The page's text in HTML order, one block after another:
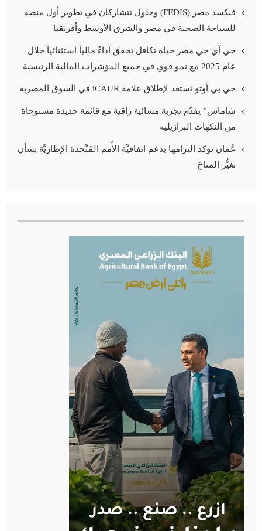
فيكسد مصر (FEDIS) وحلول تتشاركان في تطوير أول منصة
للسياحة الصحية في مصر والشرق الأوسط وأفريقيا
جي آي جي مصر حياة تكافل تحقق أداءً مالياً استثنائياً خلال
عام 2025 مع نمو قوي في جميع المؤشرات المالية الرئيسية
جي بي أوتو تستعد لإطلاق علامة iCAUR في السوق المصرية
شاماس” يقدّم تجربة مسائية راقية مع قائمة جديدة مستوحاة
من النكهات البرازيلية
عُمان تؤكد التزامها بدعم اتفاقيَّة الأُمم المُتَّحدة الإطاريَّة بشأن
تغيُّر المناخ